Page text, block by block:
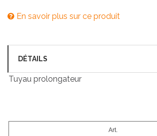
En savoir plus sur ce produit
DÉTAILS
Tuyau prolongateur
Art.